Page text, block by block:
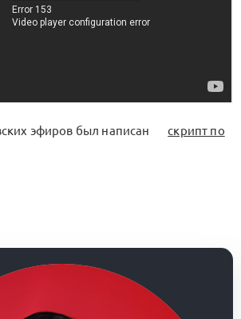
эфиров был написан
скрипт по